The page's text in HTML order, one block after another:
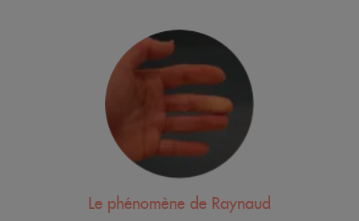
Le phénomène de Raynaud